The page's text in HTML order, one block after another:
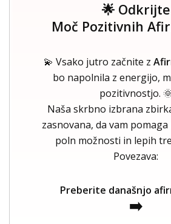
🌟 Odkrijte
Moč Pozitivnih
💫 Vsako jutro začnite z
bo napolnila z energijo,
pozitivnostjo.
Naša skrbno izbrana
zasnovana, da vam
poln možnosti in lepih
Povezava:
Preberite današnjo
➡️